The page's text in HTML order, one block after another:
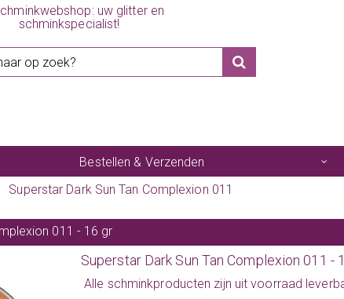
uw glitter en
schminkspecialist!
Bestellen & Verzenden
Superstar Dark Sun Tan Complexion 011
011 - 16 gr
Superstar Dark Sun Tan Complexion 011 -
Alle schminkproducten zijn uit voorraad